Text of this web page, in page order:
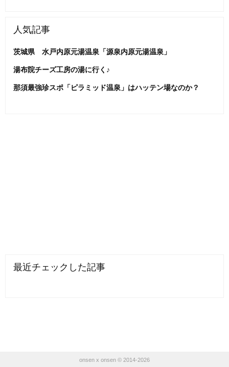
人気記事
茨城県 水戸内原元湯温泉「源泉内原元湯温泉」
湯布院チーズ工房の湯に行く♪
那須最強珍スポ「ピラミッド温泉」はハッテン場なのか？
最近チェックした記事
onsen x onsen © 2014-2026